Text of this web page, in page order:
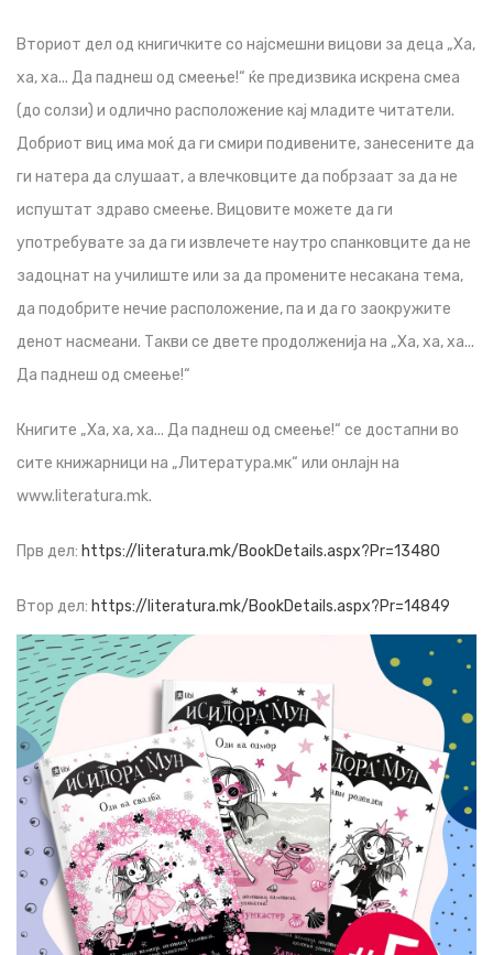
Вториот дел од книгичките со најсмешни вицови за деца „Ха,
ха, ха... Да паднеш од смеење!“ ќе предизвика искрена смеа
(до солзи) и одлично расположение кај младите читатели.
Добриот виц има моќ да ги смири подивените, занесените да
ги натера да слушаат, а влечковците да побрзаат за да не
испуштат здраво смеење. Вицовите можете да ги
употребувате за да ги извлечете наутро спанковците да не
задоцнат на училиште или за да промените несакана тема,
да подобрите нечие расположение, па и да го заокружите
денот насмеани. Такви се двете продолженија на „Ха, ха, ха...
Да паднеш од смеење!“
Книгите „Ха, ха, ха... Да паднеш од смеење!“ се достапни во
сите книжарници на „Литература.мк“ или онлајн на
www.literatura.mk.
Прв дел: https://literatura.mk/BookDetails.aspx?Pr=13480
Втор дел: https://literatura.mk/BookDetails.aspx?Pr=14849